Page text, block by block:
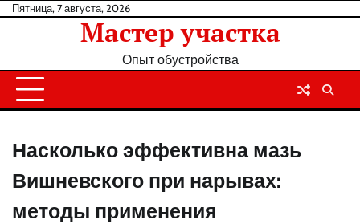
Перейти
Пятница, 7 августа, 2026
Мастер участка
Опыт обустройства
Насколько эффективна мазь
Вишневского при нарывах:
методы применения